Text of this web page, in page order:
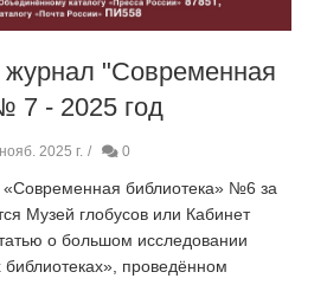
"Современная
7 - 2025 год
2025 г. 0
библиотека» №6 за
Музей глобусов или Кабинет
о большом исследовании
проведённом